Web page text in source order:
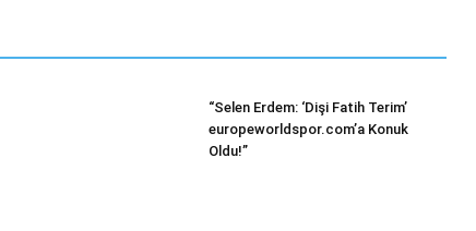
“Selen Erdem: ‘Dişi Fatih Terim’
europeworldspor.com’a Konuk
Oldu!”